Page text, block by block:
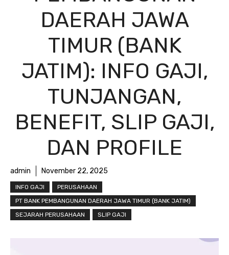
DAERAH JAWA
TIMUR (BANK
JATIM): INFO GAJI,
TUNJANGAN,
BENEFIT, SLIP GAJI,
DAN PROFILE
admin November 22, 2025
INFO GAJI
PERUSAHAAN
PT BANK PEMBANGUNAN DAERAH JAWA TIMUR (BANK JATIM)
SEJARAH PERUSAHAAN
SLIP GAJI